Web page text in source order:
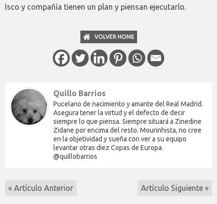
Isco y compañía tienen un plan y piensan ejecutarlo.
VOLVER HOME
Quillo Barrios
Pucelano de nacimiento y amante del Real Madrid.
Asegura tener la virtud y el defecto de decir
siempre lo que piensa. Siempre situará a Zinedine
Zidane por encima del resto. Mourinhista, no cree
en la objetividad y sueña con ver a su equipo
levantar otras diez Copas de Europa.
@quillobarrios
« Artículo Anterior Artículo Siguiente »